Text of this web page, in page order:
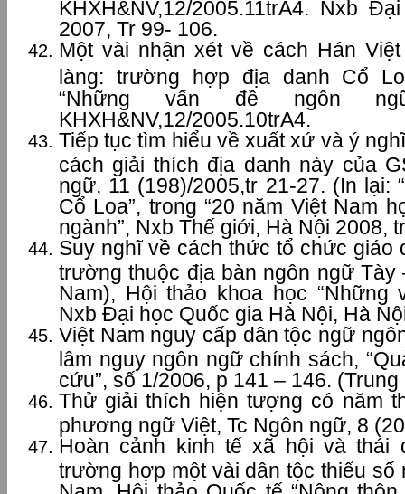
KHXH&NV,12/2005.11trA4. Nxb
2007, Tr 99- 106.
Một vài nhận xét về cách Hán
làng: trường hợp địa danh Cổ
“Những vấn đề ngôn
KHXH&NV,12/2005.10trA4.
Tiếp tục tìm hiểu về xuất xứ và ý
cách giải thích địa danh này của
ngữ, 11 (198)/2005,tr 21-27. (In lại:
Cổ Loa”, trong “20 năm Việt Nam
ngành”, Nxb Thế giới, Hà Nội 2008,
Suy nghĩ về cách thức tổ chức giáo
trường thuộc địa bàn ngôn ngữ Tày
Nam), Hội thảo khoa học “Những
Nxb Đại học Quốc gia Hà Nội, Hà
Việt Nam nguy cấp dân tộc ngữ
lâm nguy ngôn ngữ chính sách,
cứu”, số 1/2006, p 141 – 146. (Trung
Thử giải thích hiện tượng có năm
phương ngữ Việt, Tc Ngôn ngữ, 8
Hoàn cảnh kinh tế xã hội và thái
trường hợp một vài dân tộc thiểu số
Nam, Hội thảo Quốc tế “Nông